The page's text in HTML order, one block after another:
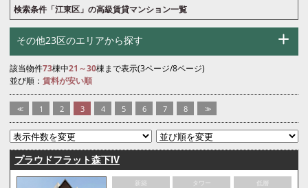
検索条件「江東区」の高級賃貸マンション一覧
その他23区のエリアから探す
該当物件73棟中21～30棟まで表示(3ページ/8ページ)
並び順： 賃料が安い順
<< 1 2 3 4 5 6 7 8 >>
プラウドフラット森下Ⅳ
新築 タワー
低層